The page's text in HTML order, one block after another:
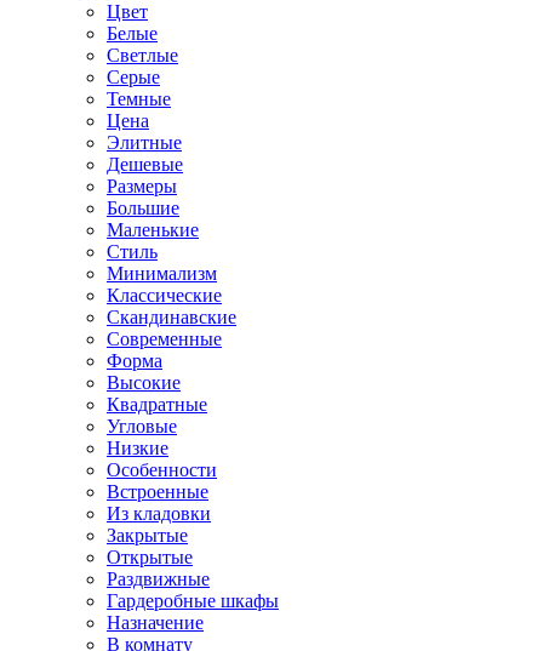
Цвет
Белые
Светлые
Серые
Темные
Цена
Элитные
Дешевые
Размеры
Большие
Маленькие
Стиль
Минимализм
Классические
Скандинавские
Современные
Форма
Высокие
Квадратные
Угловые
Низкие
Особенности
Встроенные
Из кладовки
Закрытые
Открытые
Раздвижные
Гардеробные шкафы
Назначение
В комнату